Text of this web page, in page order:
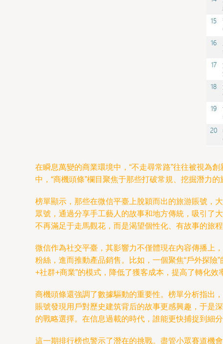
在瞬息萬變的商業環境中，“不走尋常路”往往被視為
中，“商機頭條”欄目聚焦于那些打破常規、挖掘潛力
榜單顯示，那些在微信平臺上脫穎而出的旅游賬號，
眾號，通過分享手工藝人的故事和地方傳統，吸引了
不再滿足于走馬觀花，而是渴望個性化、有故事的旅
微信作為社交平臺，其影響力不僅體現在內容傳播上
粉絲，進而推動產品銷售。比如，一個聚焦“戶外探
+社群+商業”的模式，降低了獲客成本，提高了轉化
商機頭條還強調了數據驅動的重要性。榜單分析指出
賬號發現用戶對歷史建筑背后的故事更感興趣，于是
的戰略選擇。在信息過載的時代，誰能更快捕捉到細
這一期排行榜也警示了潛在的挑戰。盡管小眾賽道機